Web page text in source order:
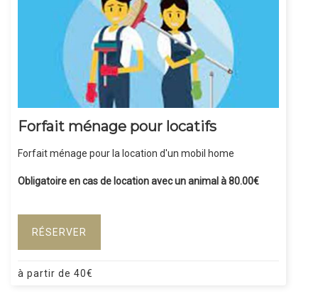
Forfait ménage pour locatifs
Forfait ménage pour la location d'un mobil home
Obligatoire en cas de location avec un animal à 80.00€
RÉSERVER
à partir de 40€